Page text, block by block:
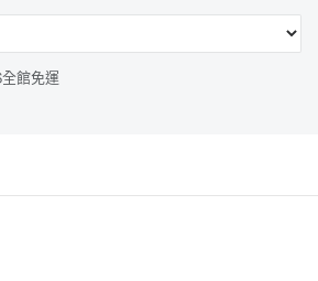
館免運